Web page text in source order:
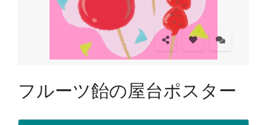
フルーツ飴の屋台ポスター